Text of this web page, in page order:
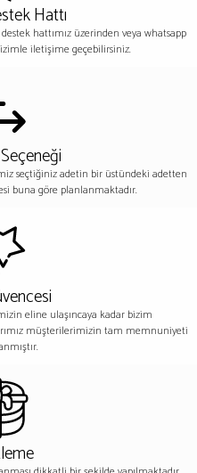
Hattı
hattımız üzerinden veya whatsapp
iletişime geçebilirsiniz.
seçtiğiniz adetin bir üstündeki adetten
buna göre planlanmaktadır.
eline ulaşıncaya kadar bizim
müşterilerimizin tam memnuniyeti